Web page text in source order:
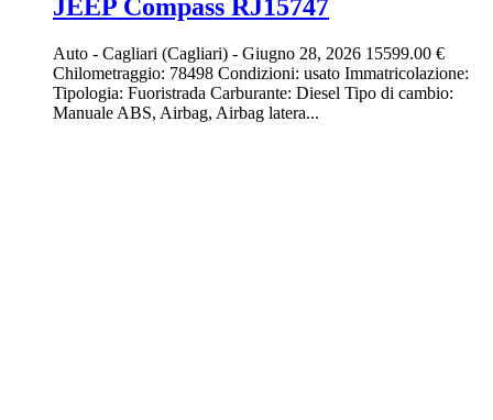
JEEP Compass RJ15747
Auto - Cagliari (Cagliari) - Giugno 28, 2026 15599.00 €
Chilometraggio: 78498 Condizioni: usato Immatricolazione:
Tipologia: Fuoristrada Carburante: Diesel Tipo di cambio:
Manuale ABS, Airbag, Airbag latera...